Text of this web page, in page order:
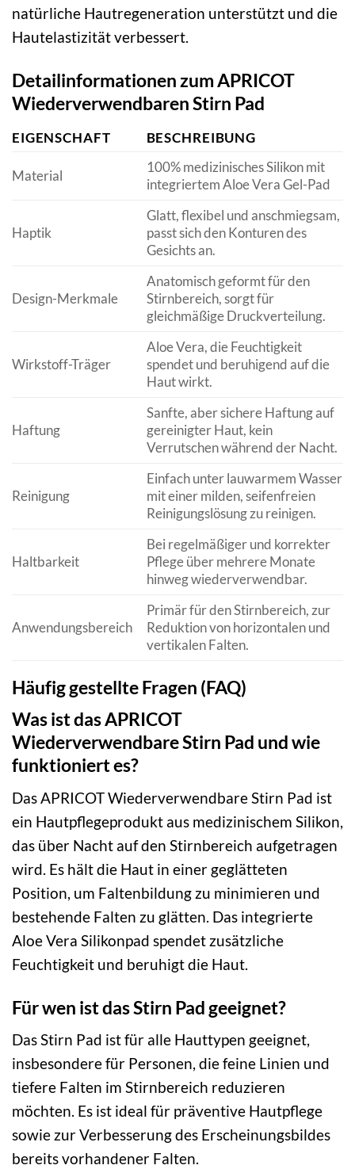
natürliche Hautregeneration unterstützt und die
Hautelastizität verbessert.
Detailinformationen zum APRICOT
Wiederverwendbaren Stirn Pad
EIGENSCHAFT BESCHREIBUNG
Material
100% medizinisches Silikon mit
integriertem Aloe Vera Gel-Pad
Haptik
Glatt, flexibel und anschmiegsam,
passt sich den Konturen des
Gesichts an.
Design-Merkmale
Anatomisch geformt für den
Stirnbereich, sorgt für
gleichmäßige Druckverteilung.
Wirkstoff-Träger
Aloe Vera, die Feuchtigkeit
spendet und beruhigend auf die
Haut wirkt.
Haftung
Sanfte, aber sichere Haftung auf
gereinigter Haut, kein
Verrutschen während der Nacht.
Reinigung
Einfach unter lauwarmem Wasser
mit einer milden, seifenfreien
Reinigungslösung zu reinigen.
Haltbarkeit
Bei regelmäßiger und korrekter
Pflege über mehrere Monate
hinweg wiederverwendbar.
Anwendungsbereich
Primär für den Stirnbereich, zur
Reduktion von horizontalen und
vertikalen Falten.
Häufig gestellte Fragen (FAQ)
Was ist das APRICOT
Wiederverwendbare Stirn Pad und wie
funktioniert es?
Das APRICOT Wiederverwendbare Stirn Pad ist
ein Hautpflegeprodukt aus medizinischem Silikon,
das über Nacht auf den Stirnbereich aufgetragen
wird. Es hält die Haut in einer geglätteten
Position, um Faltenbildung zu minimieren und
bestehende Falten zu glätten. Das integrierte
Aloe Vera Silikonpad spendet zusätzliche
Feuchtigkeit und beruhigt die Haut.
Für wen ist das Stirn Pad geeignet?
Das Stirn Pad ist für alle Hauttypen geeignet,
insbesondere für Personen, die feine Linien und
tiefere Falten im Stirnbereich reduzieren
möchten. Es ist ideal für präventive Hautpflege
sowie zur Verbesserung des Erscheinungsbildes
bereits vorhandener Falten.